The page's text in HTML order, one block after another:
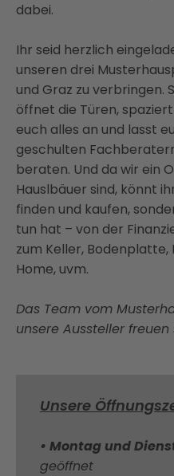
dabei.
Ihr seid herzlich
unseren drei
und Graz zu verbringen.
öffnet die Türen,
euch alles an und lasst
geschulten
beraten. Und da wir ein
Hauslbäuer sind, könnt
finden und kaufen,
tun hat – von der
zum Keller,
Home, uvm.
Das Team vom
unsere Aussteller
Unsere
• Montag und
geöffnet